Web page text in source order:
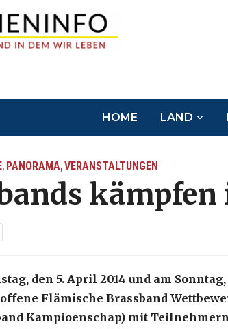
HOME LAND
, PANORAMA,VERANSTALTUNGEN
den 5. April 2014 und am
Flämische Brassband
Kampioenschap) mit